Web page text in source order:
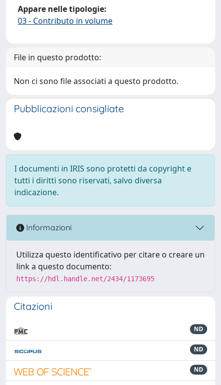
Appare nelle tipologie:
03 - Contributo in volume
File in questo prodotto:
Non ci sono file associati a questo prodotto.
Pubblicazioni consigliate
I documenti in IRIS sono protetti da copyright e
tutti i diritti sono riservati, salvo diversa
indicazione.
Informazioni
Utilizza questo identificativo per citare o creare un
link a questo documento:
https://hdl.handle.net/2434/1173695
Citazioni
ND
ND
ND